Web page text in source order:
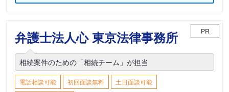
弁護士法人心 東京法律事務所 PR
相続案件のための「相続チーム」が担当
電話相談可能 初回面談無料
土日面談可能